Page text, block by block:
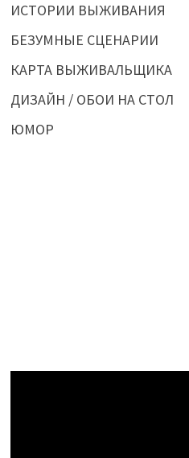
ИСТОРИИ ВЫЖИВАНИЯ
БЕЗУМНЫЕ СЦЕНАРИИ
КАРТА ВЫЖИВАЛЬЩИКА
ДИЗАЙН / ОБОИ НА СТОЛ
ЮМОР